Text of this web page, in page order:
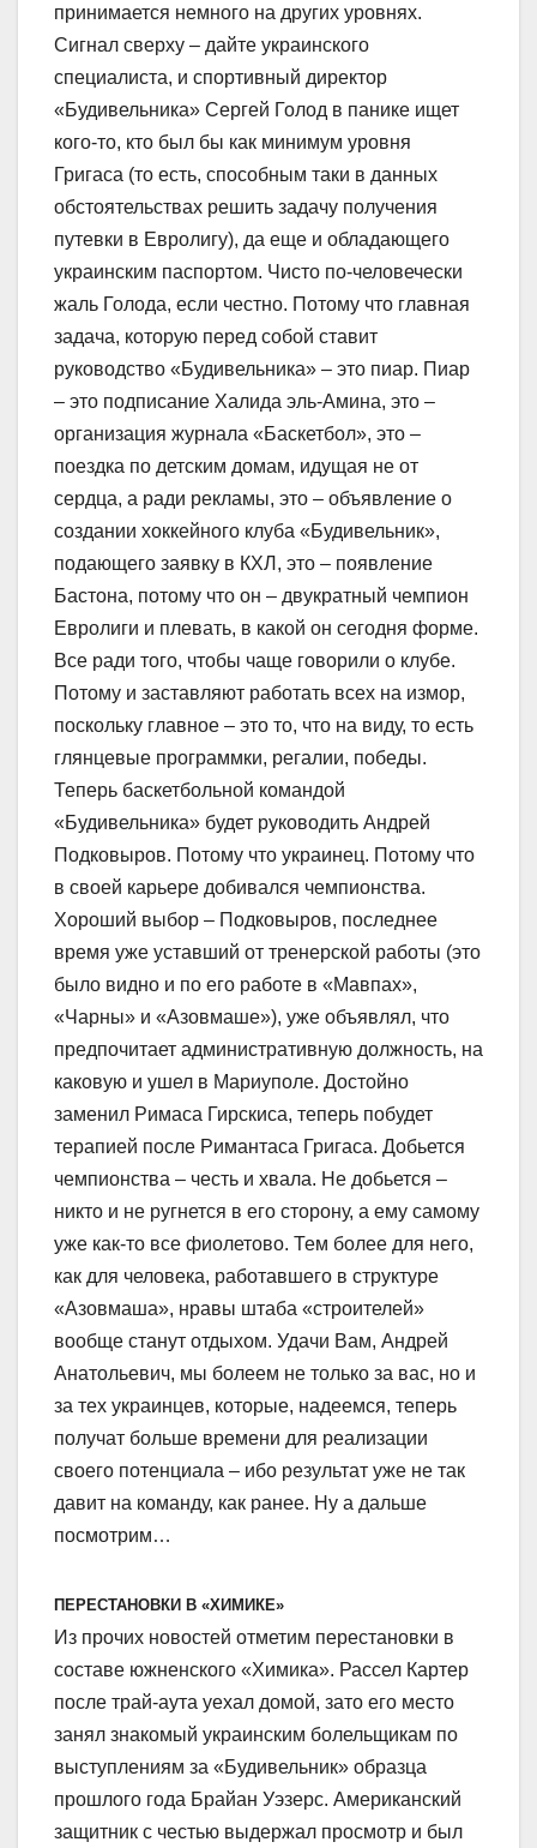
принимается немного на других уровнях.
Сигнал сверху – дайте украинского
специалиста, и спортивный директор
«Будивельника» Сергей Голод в панике ищет
кого-то, кто был бы как минимум уровня
Григаса (то есть, способным таки в данных
обстоятельствах решить задачу получения
путевки в Евролигу), да еще и обладающего
украинским паспортом. Чисто по-человечески
жаль Голода, если честно. Потому что главная
задача, которую перед собой ставит
руководство «Будивельника» – это пиар. Пиар
– это подписание Халида эль-Амина, это –
организация журнала «Баскетбол», это –
поездка по детским домам, идущая не от
сердца, а ради рекламы, это – объявление о
создании хоккейного клуба «Будивельник»,
подающего заявку в КХЛ, это – появление
Бастона, потому что он – двукратный чемпион
Евролиги и плевать, в какой он сегодня форме.
Все ради того, чтобы чаще говорили о клубе.
Потому и заставляют работать всех на измор,
поскольку главное – это то, что на виду, то есть
глянцевые программки, регалии, победы.
Теперь баскетбольной командой
«Будивельника» будет руководить Андрей
Подковыров. Потому что украинец. Потому что
в своей карьере добивался чемпионства.
Хороший выбор – Подковыров, последнее
время уже уставший от тренерской работы (это
было видно и по его работе в «Мавпах»,
«Чарны» и «Азовмаше»), уже объявлял, что
предпочитает административную должность, на
каковую и ушел в Мариуполе. Достойно
заменил Римаса Гирскиса, теперь побудет
терапией после Римантаса Григаса. Добьется
чемпионства – честь и хвала. Не добьется –
никто и не ругнется в его сторону, а ему самому
уже как-то все фиолетово. Тем более для него,
как для человека, работавшего в структуре
«Азовмаша», нравы штаба «строителей»
вообще станут отдыхом. Удачи Вам, Андрей
Анатольевич, мы болеем не только за вас, но и
за тех украинцев, которые, надеемся, теперь
получат больше времени для реализации
своего потенциала – ибо результат уже не так
давит на команду, как ранее. Ну а дальше
посмотрим…
ПЕРЕСТАНОВКИ В «ХИМИКЕ»
Из прочих новостей отметим перестановки в
составе южненского «Химика». Рассел Картер
после трай-аута уехал домой, зато его место
занял знакомый украинским болельщикам по
выступлениям за «Будивельник» образца
прошлого года Брайан Уэзерс. Американский
защитник с честью выдержал просмотр и был